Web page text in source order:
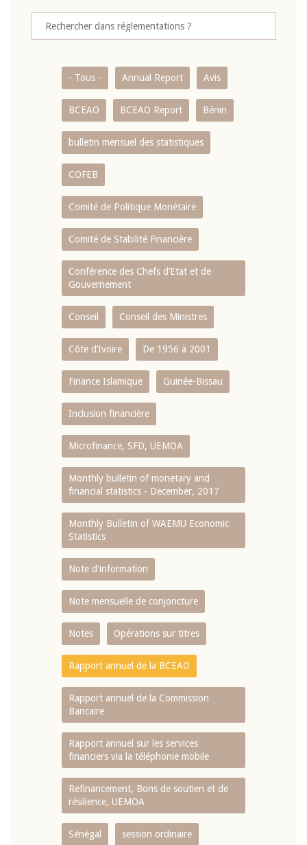
- Tous - Annual Report Avis
BCEAO BCEAO Report Bénin
bulletin mensuel des statistiques
COFEB
Comité de Politique Monétaire
Comité de Stabilité Financière
Conférence des Chefs d’Etat et de
Gouvernement
Conseil Conseil des Ministres
Côte d’Ivoire De 1956 à 2001
Finance Islamique Guinée-Bissau
Inclusion financière
Microfinance, SFD, UEMOA
Monthly bulletin of monetary and
financial statistics - December, 2017
Monthly Bulletin of WAEMU Economic
Statistics
Note d'information
Note mensuelle de conjoncture
Notes Opérations sur titres
Rapport annuel de la BCEAO
Rapport annuel de la Commission
Bancaire
Rapport annuel sur les services
financiers via la téléphonie mobile
Refinancement, Bons de soutien et de
résilience, UEMOA
Sénégal session ordinaire